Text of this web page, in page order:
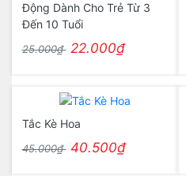
Động Dành Cho Trẻ Từ 3
Đến 10 Tuổi
25.000₫ 22.000₫
Tắc Kè Hoa
45.000₫ 40.500₫